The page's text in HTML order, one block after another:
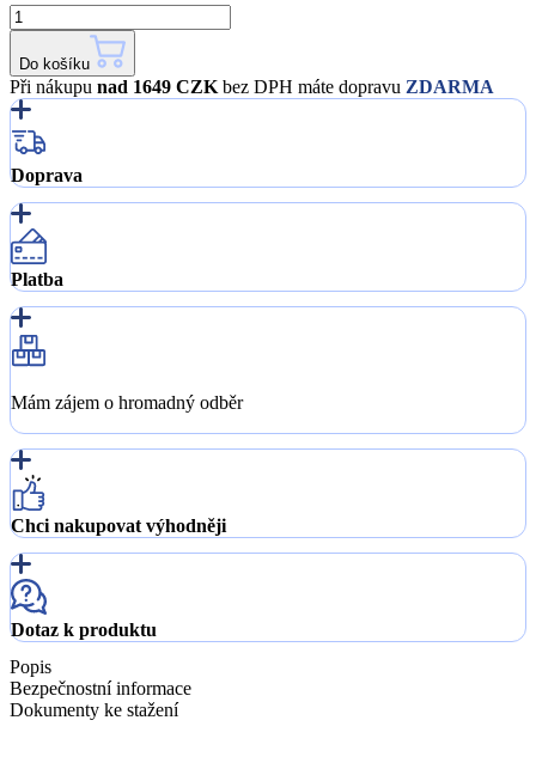
Do košíku
Při nákupu nad 1649 CZK bez DPH máte dopravu ZDARMA
Doprava
Platba
Mám zájem o hromadný odběr
Chci nakupovat výhodněji
Dotaz k produktu
Popis
Bezpečnostní informace
Dokumenty ke stažení